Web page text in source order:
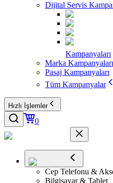
Dijital Servis
Kampanyaları
Marka Kampanyaları
Pasaj Kampanyaları
Tüm Kampanyalar
Hızlı İşlemler
0
Cep Telefonu &
Bilgisayar & Tablet